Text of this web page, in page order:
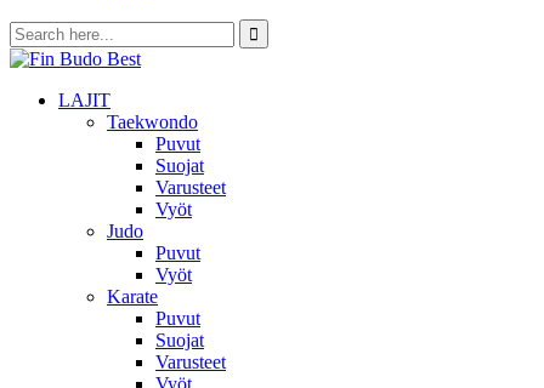
LAJIT
Taekwondo
Puvut
Suojat
Varusteet
Vyöt
Judo
Puvut
Vyöt
Karate
Puvut
Suojat
Varusteet
Vyöt